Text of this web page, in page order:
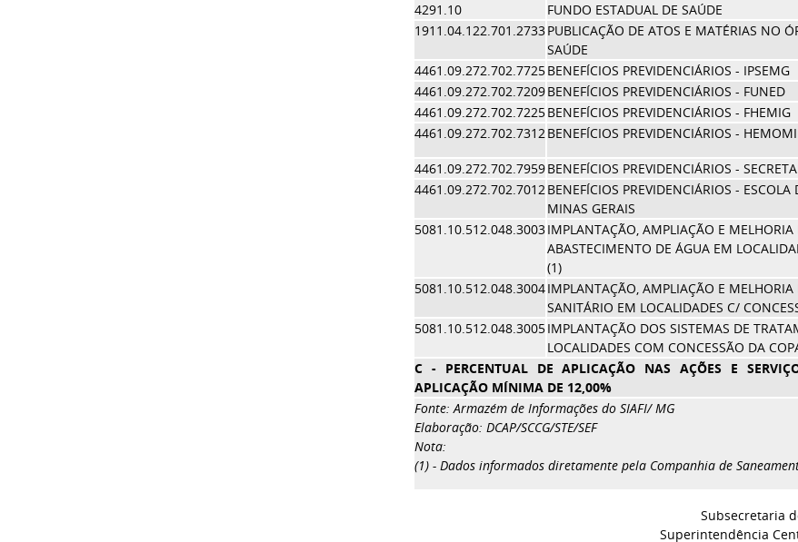
4291.10
FUNDO ESTADUAL DE SAÚDE
1911.04.122.701.2733PUBLICAÇÃO DE ATOS E MATÉRIAS NO
SAÚDE
4461.09.272.702.7725BENEFÍCIOS PREVIDENCIÁRIOS - IPSEMG
4461.09.272.702.7209BENEFÍCIOS PREVIDENCIÁRIOS - FUNED
4461.09.272.702.7225BENEFÍCIOS PREVIDENCIÁRIOS - FHEMIG
4461.09.272.702.7312BENEFÍCIOS PREVIDENCIÁRIOS -
4461.09.272.702.7959BENEFÍCIOS PREVIDENCIÁRIOS -
4461.09.272.702.7012BENEFÍCIOS PREVIDENCIÁRIOS -
MINAS GERAIS
5081.10.512.048.3003IMPLANTAÇÃO, AMPLIAÇÃO E MELHORIA
ABASTECIMENTO DE ÁGUA EM
(1)
5081.10.512.048.3004IMPLANTAÇÃO, AMPLIAÇÃO E
SANITÁRIO EM LOCALIDADES C/
5081.10.512.048.3005IMPLANTAÇÃO DOS SISTEMAS DE
LOCALIDADES COM CONCESSÃO DA
C - PERCENTUAL DE APLICAÇÃO NAS AÇÕES E
APLICAÇÃO MÍNIMA DE 12,00%
Fonte: Armazém de Informações do SIAFI/ MG
Elaboração: DCAP/SCCG/STE/SEF
Nota:
(1) - Dados informados diretamente pela Companhia de
Subsecretaria
Superintendência